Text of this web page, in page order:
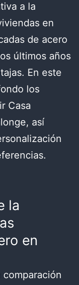
a la
en
de acero
últimos años
En este
los
Casa
así
la
en